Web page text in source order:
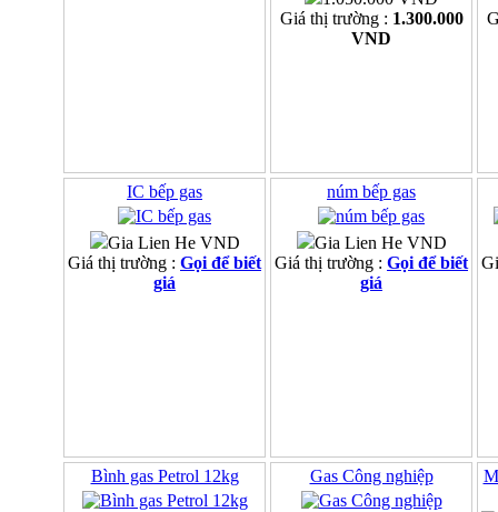
Giá thị trường : 1.300.000
VND
IC bếp gas
Gia Lien He VND
Giá thị trường : Gọi để biết
giá
núm bếp gas
Gia Lien He VND
Giá thị trường : Gọi để biết
giá
Bình gas Petrol 12kg Gas Công nghiệp